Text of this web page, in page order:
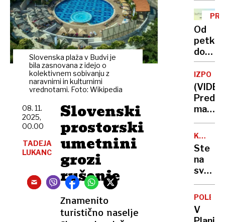
Slovenska plaža v Budvi je
bila zasnovana z idejo o
kolektivnem sobivanju z
naravnimi in kulturnimi
vrednotami. Foto: Wikipedia
Slovenski
prostorski
umetnini
grozi
rušenje
Znamenito
turistično naselje
08. 11.
2025,
00.00
TADEJA
LUKANC
ne
Od
petka
do
petka:
muc
kupid
s
polnim
Pred
mašo
legel
k
nato
šel k
oltarju
Ste
na
svoji
rastlini
opazili
bele
POLETI
V